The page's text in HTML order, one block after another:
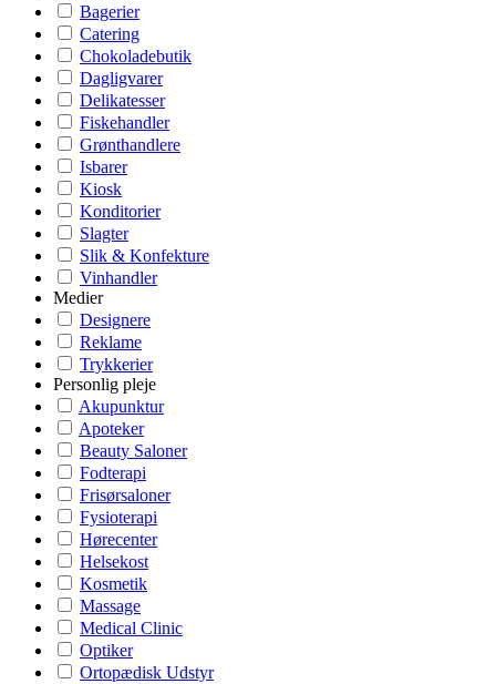
Bagerier
Catering
Chokoladebutik
Dagligvarer
Delikatesser
Fiskehandler
Grønthandlere
Isbarer
Kiosk
Konditorier
Slagter
Slik & Konfekture
Vinhandler
Medier
Designere
Reklame
Trykkerier
Personlig pleje
Akupunktur
Apoteker
Beauty Saloner
Fodterapi
Frisørsaloner
Fysioterapi
Hørecenter
Helsekost
Kosmetik
Massage
Medical Clinic
Optiker
Ortopædisk Udstyr